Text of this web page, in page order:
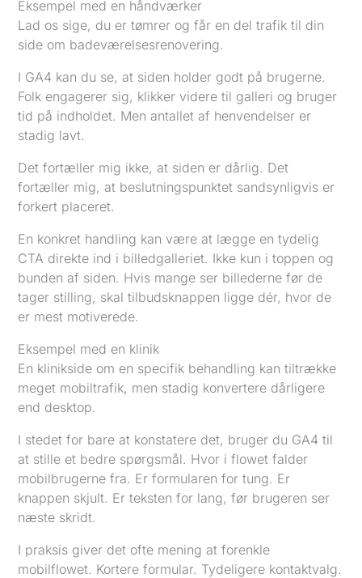
Eksempel med en håndværker
Lad os sige, du er tømrer og får en del trafik til din
side om badeværelsesrenovering.
I GA4 kan du se, at siden holder godt på brugerne.
Folk engagerer sig, klikker videre til galleri og bruger
tid på indholdet. Men antallet af henvendelser er
stadig lavt.
Det fortæller mig ikke, at siden er dårlig. Det
fortæller mig, at beslutningspunktet sandsynligvis er
forkert placeret.
En konkret handling kan være at lægge en tydelig
CTA direkte ind i billedgalleriet. Ikke kun i toppen og
bunden af siden. Hvis mange ser billederne før de
tager stilling, skal tilbudsknappen ligge dér, hvor de
er mest motiverede.
Eksempel med en klinik
En klinikside om en specifik behandling kan tiltrække
meget mobiltrafik, men stadig konvertere dårligere
end desktop.
I stedet for bare at konstatere det, bruger du GA4 til
at stille et bedre spørgsmål. Hvor i flowet falder
mobilbrugerne fra. Er formularen for tung. Er
knappen skjult. Er teksten for lang, før brugeren ser
næste skridt.
I praksis giver det ofte mening at forenkle
mobilflowet. Kortere formular. Tydeligere kontaktvalg.